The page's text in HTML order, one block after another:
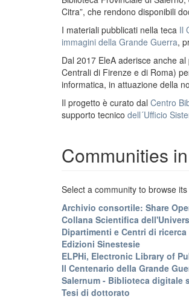
Citra”, che rendono disponibili
I materiali pubblicati nella teca Il
immagini della Grande Guerra,
Dal 2017 EleA aderisce anche
Centrali di Firenze e di Roma)
informatica, in attuazione della
Il progetto è curato dal Centro
supporto tecnico dell´Ufficio
Communities
Select a community to browse
Archivio consortile: Share
Collana Scientifica
Dipartimenti e Centri di
Edizioni Sinestesie
ELPHi, Electronic Library of
Il Centenario della Grande
Salernum - Biblioteca digitale
Tesi di dottorato